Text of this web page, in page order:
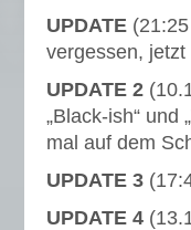
UPDATE
vergessen,
UPDATE 2
„Black-ish“ und
mal auf dem
UPDATE 3
UPDATE 4